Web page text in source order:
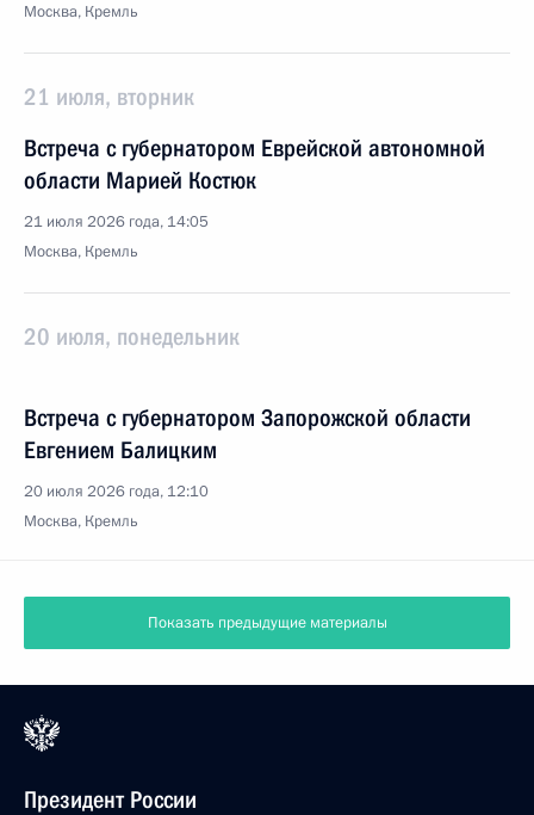
Москва, Кремль
21 июля, вторник
Встреча с губернатором Еврейской автономной
области Марией Костюк
21 июля 2026 года, 14:05
Москва, Кремль
20 июля, понедельник
Встреча с губернатором Запорожской области
Евгением Балицким
20 июля 2026 года, 12:10
Москва, Кремль
Показать предыдущие материалы
Президент России